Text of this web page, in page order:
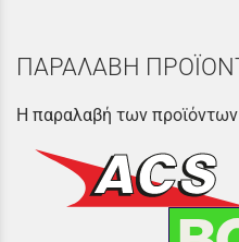
ΠΑΡΑΛΑΒΗ
Η παραλαβή των προϊόντων